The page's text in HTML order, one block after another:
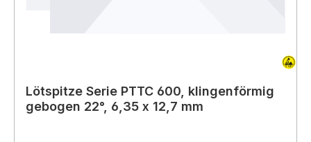
Lötspitze Serie PTTC 600, klingenförmig
gebogen 22°, 6,35 x 12,7 mm